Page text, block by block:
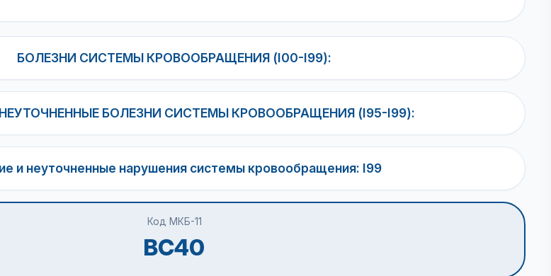
БОЛЕЗНИ СИСТЕМЫ КРОВООБРАЩЕНИЯ (I00-I99):
БОЛЕЗНИ СИСТЕМЫ КРОВООБРАЩЕНИЯ (I95-I99):
и неуточненные нарушения системы кровообращения: I99
Код МКБ-11
BC40